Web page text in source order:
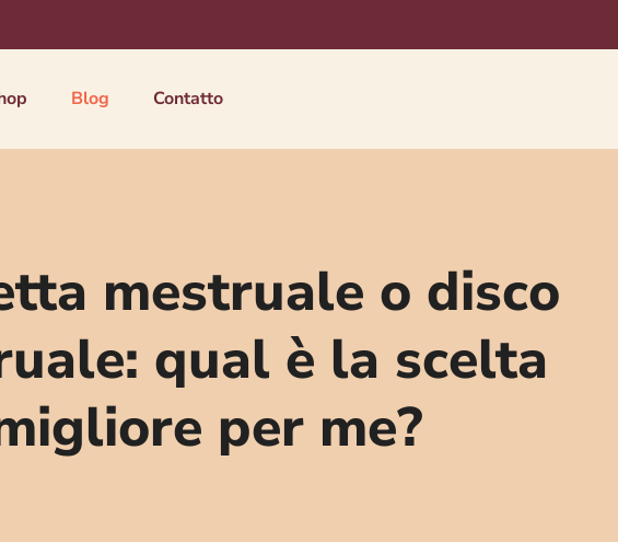
Blog Contatto
mestruale o disco
qual è la scelta
per me?